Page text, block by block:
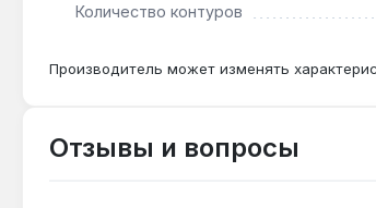
Ротаметры с прозрачной колбой и
Количество контуров
Производитель может изменять
Отзывы и вопросы